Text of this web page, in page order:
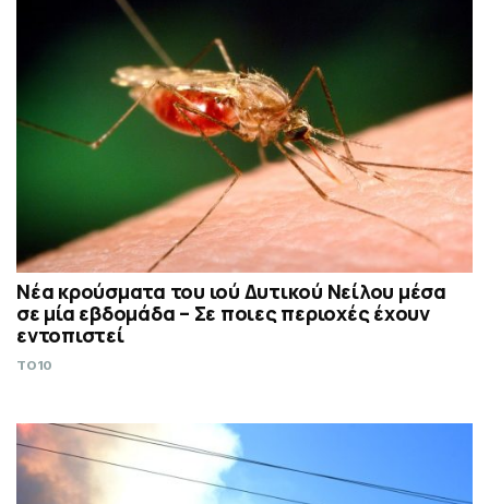
Νέα κρούσματα του ιού Δυτικού Νείλου μέσα
σε μία εβδομάδα – Σε ποιες περιοχές έχουν
εντοπιστεί
TO10